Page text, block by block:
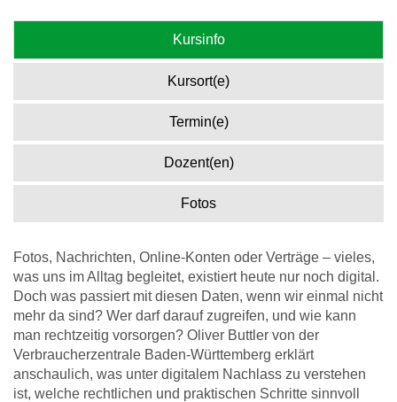
Kursinfo
Kursort(e)
Termin(e)
Dozent(en)
Fotos
Fotos, Nachrichten, Online-Konten oder Verträge – vieles,
was uns im Alltag begleitet, existiert heute nur noch digital.
Doch was passiert mit diesen Daten, wenn wir einmal nicht
mehr da sind? Wer darf darauf zugreifen, und wie kann
man rechtzeitig vorsorgen? Oliver Buttler von der
Verbraucherzentrale Baden-Württemberg erklärt
anschaulich, was unter digitalem Nachlass zu verstehen
ist, welche rechtlichen und praktischen Schritte sinnvoll